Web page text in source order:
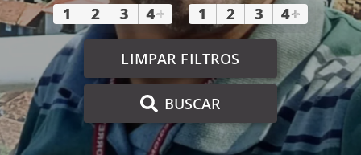
1 2 3 4+ 1 2 3 4+
LIMPAR FILTROS
BUSCAR